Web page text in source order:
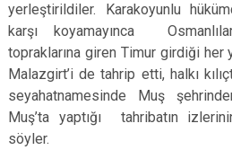
yerleştirildiler. Karakoyunlu
karşı koyamayınca
topraklarına giren Timur girdiği
Malazgirt’i de tahrip etti, halkı
seyahatnamesinde Muş
Muş’ta yaptığı tahribatın
söyler.